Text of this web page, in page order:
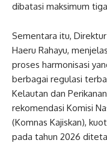
dibatasi maksimum
Sementara itu, Direktur
Haeru Rahayu,
proses harmonisasi
berbagai regulasi
Kelautan dan
rekomendasi Komisi
(Komnas Kajiskan),
pada tahun 2026